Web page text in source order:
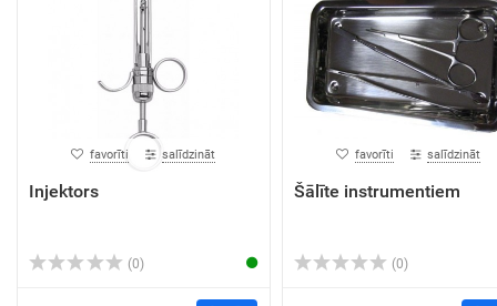
favorīti salīdzināt
Injektors
(0)
favorīti salīdzināt
Šālīte instrumentiem
(0)